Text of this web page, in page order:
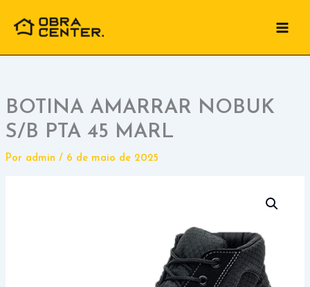
para
conteúdo
BOTINA AMARRAR NOBUK
S/B PTA 45 MARL
Por admin / 6 de maio de 2025